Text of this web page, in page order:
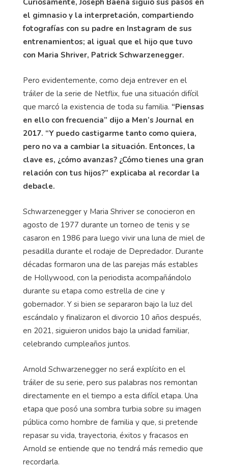
Curiosamente, Joseph Baena siguió sus pasos en
el gimnasio y la interpretación, compartiendo
fotografías con su padre en Instagram de sus
entrenamientos; al igual que el hijo que tuvo
con Maria Shriver, Patrick Schwarzenegger.
Pero evidentemente, como deja entrever en el
tráiler de la serie de Netflix, fue una situación difícil
que marcó la existencia de toda su familia. “Piensas
en ello con frecuencia” dijo a Men’s Journal en
2017. “Y puedo castigarme tanto como quiera,
pero no va a cambiar la situación. Entonces, la
clave es, ¿cómo avanzas? ¿Cómo tienes una gran
relación con tus hijos?” explicaba al recordar la
debacle.
Schwarzenegger y Maria Shriver se conocieron en
agosto de 1977 durante un torneo de tenis y se
casaron en 1986 para luego vivir una luna de miel de
pesadilla durante el rodaje de Depredador. Durante
décadas formaron una de las parejas más estables
de Hollywood, con la periodista acompañándolo
durante su etapa como estrella de cine y
gobernador. Y si bien se separaron bajo la luz del
escándalo y finalizaron el divorcio 10 años después,
en 2021, siguieron unidos bajo la unidad familiar,
celebrando cumpleaños juntos.
Arnold Schwarzenegger no será explícito en el
tráiler de su serie, pero sus palabras nos remontan
directamente en el tiempo a esta difícil etapa. Una
etapa que posó una sombra turbia sobre su imagen
pública como hombre de familia y que, si pretende
repasar su vida, trayectoria, éxitos y fracasos en
Arnold se entiende que no tendrá más remedio que
recordarla.